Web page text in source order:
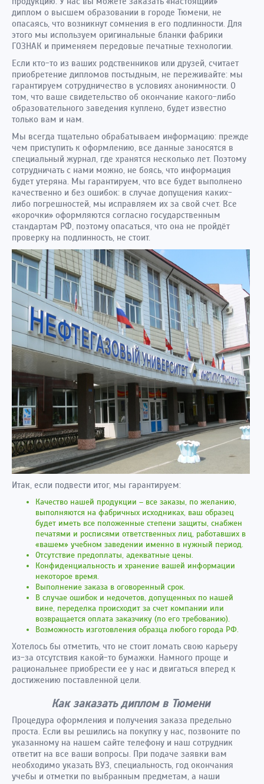
диплом о высшем образовании в городе Тюмени, не
опасаясь, что возникнут сомнения в его подлинности. Для
этого мы используем оригинальные бланки фабрики
ГОЗНАК и применяем передовые печатные технологии.
Если кто-то из ваших родственников или друзей, считает
приобретение дипломов постыдным, не переживайте: мы
гарантируем сотрудничество в условиях анонимности. О
том, что ваше свидетельство об окончание какого-либо
образовательного заведения куплено, будет известно
только вам и нам.
Мы всегда тщательно обрабатываем информацию: прежде
чем приступить к оформлению, все данные заносятся в
специальный журнал, где хранятся несколько лет. Поэтому
сотрудничать с нами можно, не боясь, что информация
будет утеряна. Мы гарантируем, что все будет выполнено
качественно и без ошибок: в случае допущения каких-
либо погрешностей, мы исправляем их за свой счет. Все
«корочки» оформляются согласно государственным
стандартам РФ, поэтому опасаться, что она не пройдёт
проверку на подлинность, не стоит.
Итак, если подвести итог, мы гарантируем:
Качество нашей продукции – все заказы, по желанию,
выполняются на фабричных исходниках, ваш образец
будет иметь все положенные степени защиты, снабжен
печатями и росписями ответственных лиц, работавших в
«вашем» учебном заведении именно в нужный период.
Отсутствие предоплаты, адекватные цены.
Конфиденциальность и хранение вашей информации
некоторое время.
Выполнение заказа в оговоренный срок.
В случае ошибок и недочетов, допущенных по нашей
вине, переделка происходит за счет компании или
возвращается оплата заказчику (по его требованию).
Возможность изготовления образца любого города РФ.
Хотелось бы отметить, что не стоит ломать свою карьеру
из-за отсутствия какой-то бумажки. Намного проще и
рациональнее приобрести ее у нас и двигаться вперед к
достижению поставленной цели.
Как заказать диплом в Тюмени
Процедура оформления и получения заказа предельно
проста. Если вы решились на покупку у нас, позвоните по
указанному на нашем сайте телефону и наш сотрудник
ответит на все ваши вопросы. При подаче заявки вам
необходимо указать ВУЗ, специальность, год окончания
учебы и отметки по выбранным предметам, а наши